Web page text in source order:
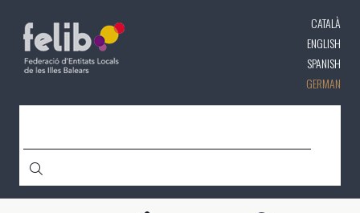
CATALÀ
ENGLISH
SPANISH
GERMAN